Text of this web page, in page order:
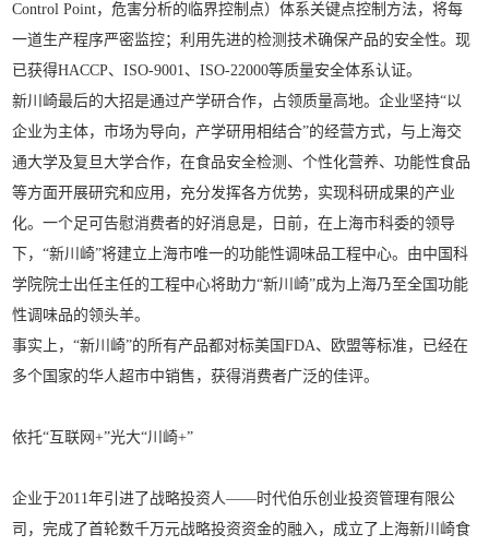
Control Point，危害分析的临界控制点）体系关键点控制方法，将每
一道生产程序严密监控；利用先进的检测技术确保产品的安全性。现
已获得HACCP、ISO-9001、ISO-22000等质量安全体系认证。
新川崎最后的大招是通过产学研合作，占领质量高地。企业坚持“以
企业为主体，市场为导向，产学研用相结合”的经营方式，与上海交
通大学及复旦大学合作，在食品安全检测、个性化营养、功能性食品
等方面开展研究和应用，充分发挥各方优势，实现科研成果的产业
化。一个足可告慰消费者的好消息是，日前，在上海市科委的领导
下，“新川崎”将建立上海市唯一的功能性调味品工程中心。由中国科
学院院士出任主任的工程中心将助力“新川崎”成为上海乃至全国功能
性调味品的领头羊。
事实上，“新川崎”的所有产品都对标美国FDA、欧盟等标准，已经在
多个国家的华人超市中销售，获得消费者广泛的佳评。
依托“互联网+”光大“川崎+”
企业于2011年引进了战略投资人——时代伯乐创业投资管理有限公
司，完成了首轮数千万元战略投资资金的融入，成立了上海新川崎食